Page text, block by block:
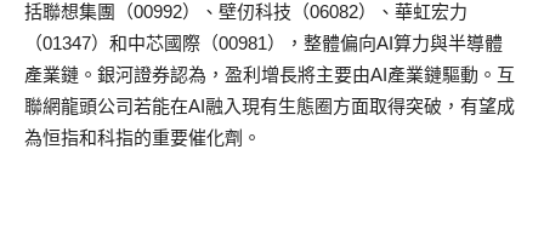
括聯想集團（00992）、壁仞科技（06082）、華虹宏力
（01347）和中芯國際（00981），整體偏向AI算力與半導體
產業鏈。銀河證券認為，盈利增長將主要由AI產業鏈驅動。互
聯網龍頭公司若能在AI融入現有生態圈方面取得突破，有望成
為恒指和科指的重要催化劑。